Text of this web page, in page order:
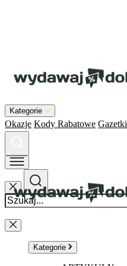
Kategorie
Okazje Kody Rabatowe Gazetki
Kategorie